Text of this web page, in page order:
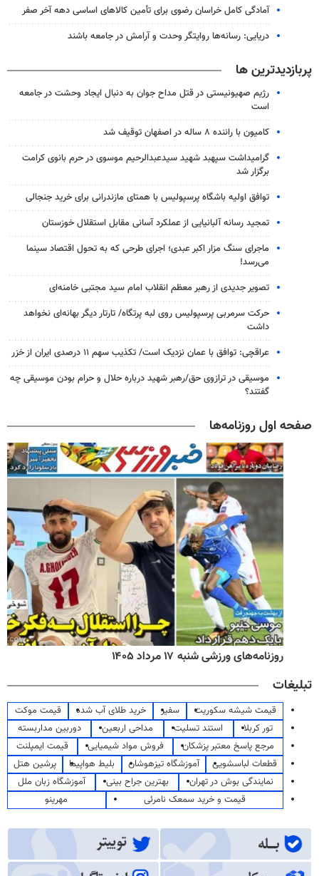
آمادگی کامل خراسان رضوی برای تأمین کالاهای اساسی دهه آخر صفر
دریایی: رسانه‌ها روایتگر وحدت و آرامش در جامعه باشند
پربازدیدترین ها
رژیم صهیونیستی در قتل مداح جوان به دنبال ایجاد وحشت در جامعه
است
کامیون با راننده ۸ ساله در اصفهان توقیف شد
گرامیداشت سپهبد شهید سیدعبدالرحیم موسوی در حرم بانوی کرامت
برگزار شد
توافق اولیه باشگاه پرسپولیس با همتای مازندرانی برای خرید جنجالی
تمجید رسانه آلبانیایی از عملکرد آسانی مقابل استقلال خوزستان
ماجرای سنگ مزار اکبر عبدی؛ اجرای طرحی که به تحول اقتصاد سینما
می‌رسد!
تصویر جدیدی از رهبر معظم انقلاب امام سید مجتبی خامنه‌ای
حرکت سرمربی پرسپولیس روی لبه پرتگاه/ تارتار دیگر بهانه‌ای نخواهد
داشت
عراقچی: توافق با عمان نزدیک است/ تکذیب سهم ۱۱ درصدی ایران از خزر
موسیقی در ترازوی حق/رهبر شهید درباره حلال و حرام بودن موسیقی چه
گفتند؟
صفحه اول روزنامه‌ها
روزنامه‌های ورزشی شنبه ۱۷ مرداد ۱۴۰۵
تبلیغات
قیمت شیشه سکوریت سفیر خرید طلای آب شده
قیمت موکت
تور کربلا
استند تسلیت مداحی اربعین
دوربین مداربسته
مرجع پاسخ معتبر پزشکان
فروش مواد شیمیایی
قیمت ایمپلنت
قطعات لباسشویی
آموزشگاه تیزهوشان بلیط هواپیما
پرشین هتل
نمایندگی بوش در تهران
بهترین جراح بینی
آموزشگاه زبان ملل
قیمت و خرید سمعک نامرئی
مهرینو